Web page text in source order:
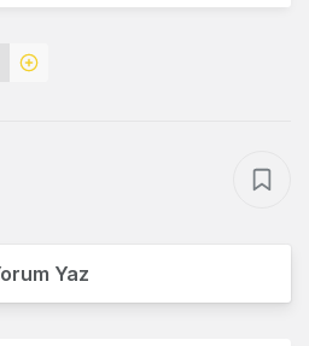
Yaz